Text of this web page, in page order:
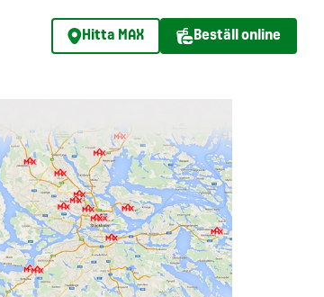
Hitta MAX Beställ online